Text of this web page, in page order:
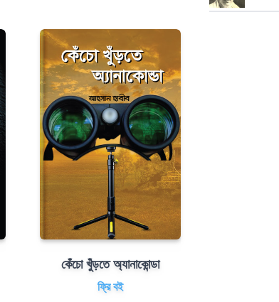
কেঁচো খুঁড়তে অ্যানাকোন্ডা
ফ্রি বই